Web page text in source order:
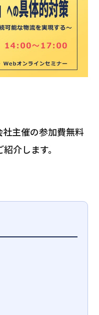
主催の参加費無料
介します。